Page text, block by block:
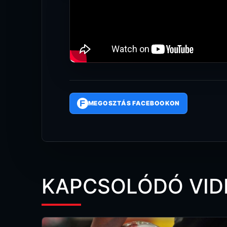
F MEGOSZTÁS FACEBOOKON
KAPCSOLÓDÓ